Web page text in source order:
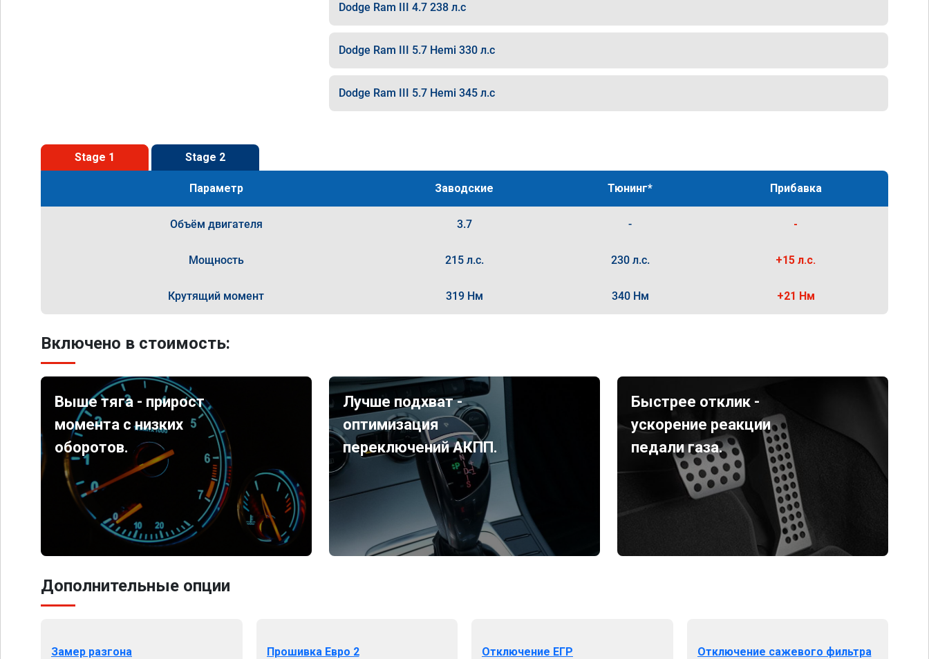
Dodge Ram III 4.7 238 л.с
Dodge Ram III 5.7 Hemi 330 л.с
Dodge Ram III 5.7 Hemi 345 л.с
Stage 1 Stage 2
Параметр Заводские Тюнинг* Прибавка
Объём двигателя 3.7 - -
Мощность 215 л.с. 230 л.с. +15 л.с.
Крутящий момент 319 Нм 340 Нм +21 Нм
Включено в стоимость:
Выше тяга - прирост
момента с низких
оборотов.
Лучше подхват -
оптимизация
переключений АКПП.
Быстрее отклик -
ускорение реакции
педали газа.
Дополнительные опции
Замер разгона Прошивка Евро 2 Отключение ЕГР Отключение сажевого фильтра